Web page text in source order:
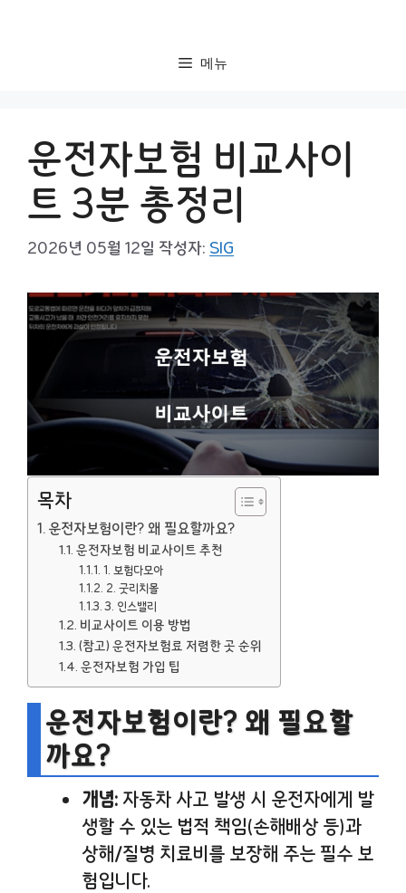
메뉴
운전자보험 비교사이
트 3분 총정리
2026년 05월 12일 작성자: SIG
목차
운전자보험이란? 왜 필요할까요?
운전자보험 비교사이트 추천
1. 보험다모아
2. 굿리치몰
3. 인스밸리
비교사이트 이용 방법
(참고) 운전자보험료 저렴한 곳 순위
운전자보험 가입 팁
운전자보험이란? 왜 필요할
까요?
개념: 자동차 사고 발생 시 운전자에게 발
생할 수 있는 법적 책임(손해배상 등)과
상해/질병 치료비를 보장해 주는 필수 보
험입니다.